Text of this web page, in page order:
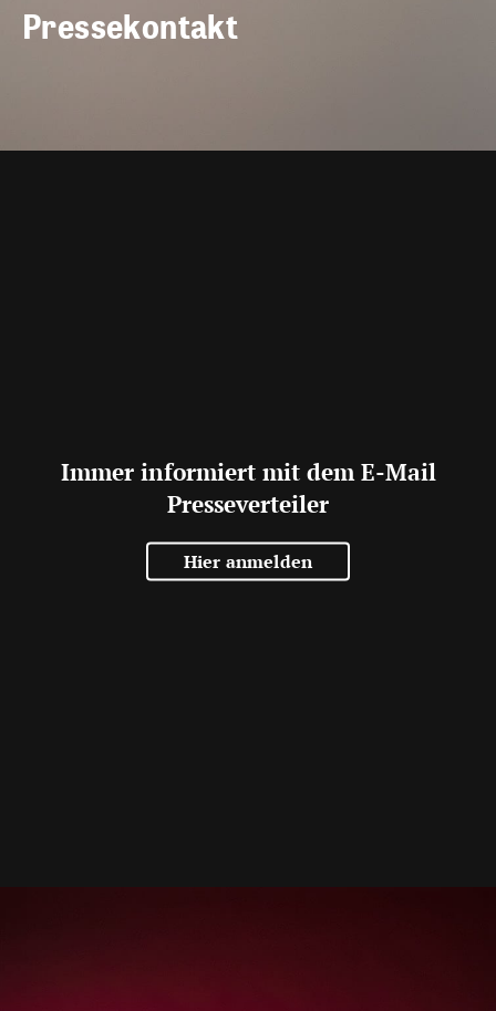
Pressekontakt
Immer informiert mit dem E-Mail
Presseverteiler
Hier anmelden